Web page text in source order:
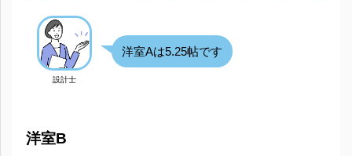
設計士
洋室Aは5.25帖です
洋室B